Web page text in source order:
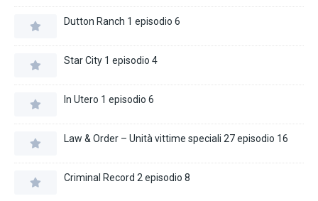
Dutton Ranch 1 episodio 6
Star City 1 episodio 4
In Utero 1 episodio 6
Law & Order – Unità vittime speciali 27 episodio 16
Criminal Record 2 episodio 8